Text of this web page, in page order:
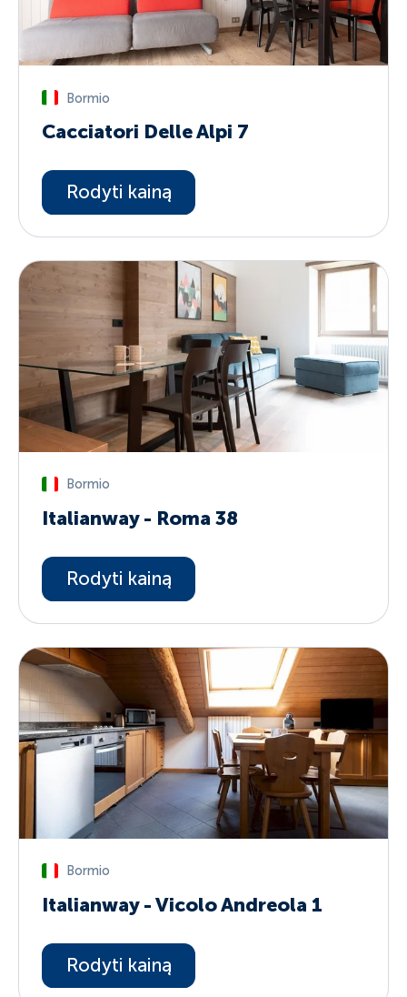
Bormio
Cacciatori Delle Alpi 7
Rodyti kainą
Bormio
Italianway - Roma 38
Rodyti kainą
Bormio
Italianway - Vicolo Andreola 1
Rodyti kainą